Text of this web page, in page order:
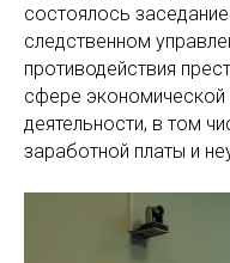
состоялось
следственном
противодействия
сфере экономической
деятельности, в том
заработной платы и